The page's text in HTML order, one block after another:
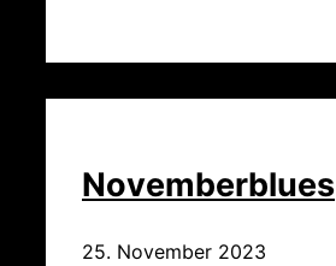
Novemberblues
25. November 2023